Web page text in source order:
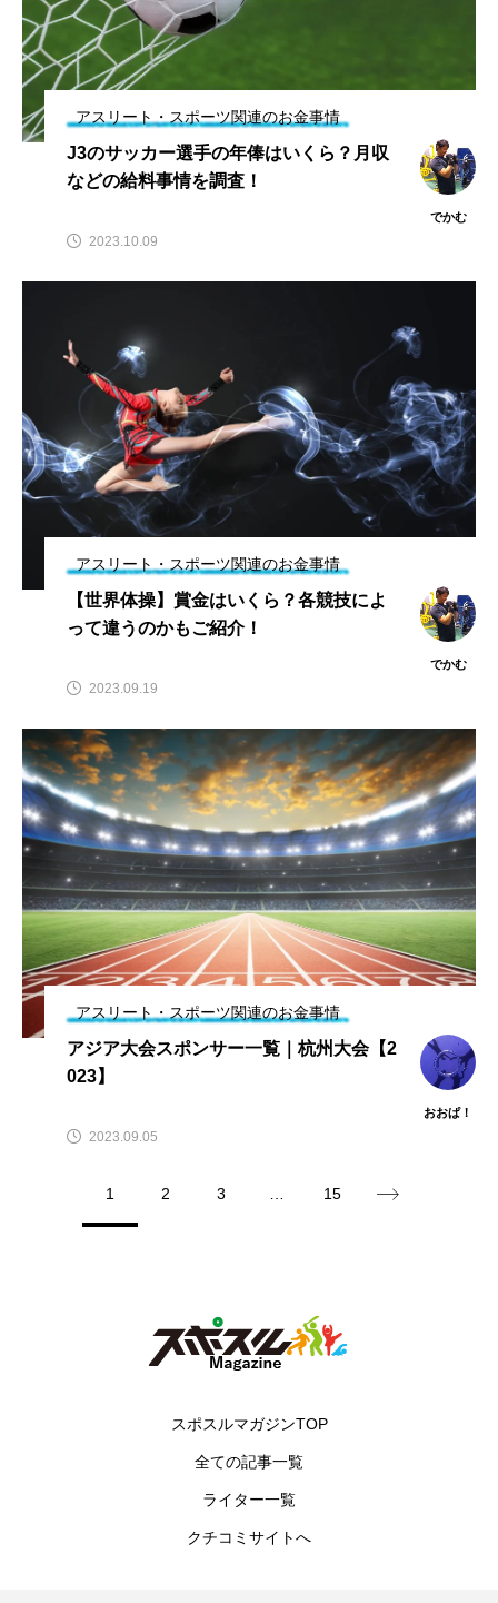
選手 選手村 野球
金額 開会式
アスリート・スポーツ関連のお金事情
J3のサッカー選手の年俸はいくら？月収
などの給料事情を調査！
でかむ
2023.10.09
アスリート・スポーツ関連のお金事情
【世界体操】賞金はいくら？各競技によ
って違うのかもご紹介！
でかむ
2023.09.19
アスリート・スポーツ関連のお金事情
アジア大会スポンサー一覧｜杭州大会【2
023】
おおぱ！
2023.09.05
1 2 3 15
スポスルマガジンTOP
全ての記事一覧
ライター一覧
クチコミサイトへ